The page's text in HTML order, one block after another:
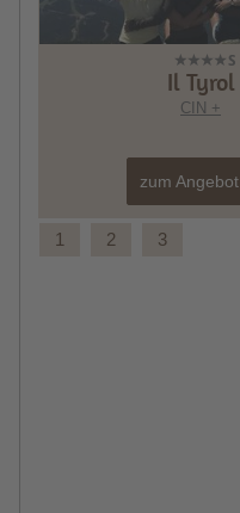
Il Tyrol
CIN +
zum Angebot
1 2
3